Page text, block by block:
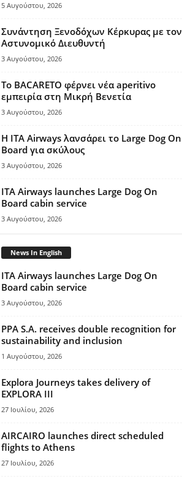
5 Αυγούστου, 2026
Συνάντηση Ξενοδόχων Κέρκυρας με τον
Αστυνομικό Διευθυντή
3 Αυγούστου, 2026
Το BACARETO φέρνει νέα aperitivo
εμπειρία στη Μικρή Βενετία
3 Αυγούστου, 2026
Η ITA Airways λανσάρει το Large Dog On
Board για σκύλους
3 Αυγούστου, 2026
ITA Airways launches Large Dog On
Board cabin service
3 Αυγούστου, 2026
News In English
ITA Airways launches Large Dog On
Board cabin service
3 Αυγούστου, 2026
PPA S.A. receives double recognition for
sustainability and inclusion
1 Αυγούστου, 2026
Explora Journeys takes delivery of
EXPLORA III
27 Ιουλίου, 2026
AIRCAIRO launches direct scheduled
flights to Athens
27 Ιουλίου, 2026